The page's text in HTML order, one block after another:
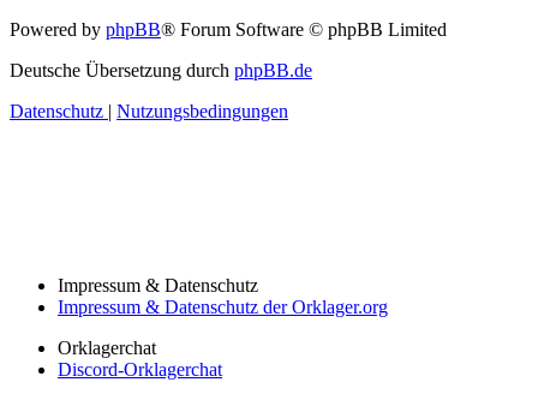
Powered by phpBB® Forum Software © phpBB Limited
Deutsche Übersetzung durch phpBB.de
Datenschutz | Nutzungsbedingungen
Impressum & Datenschutz
Impressum & Datenschutz der Orklager.org
Orklagerchat
Discord-Orklagerchat